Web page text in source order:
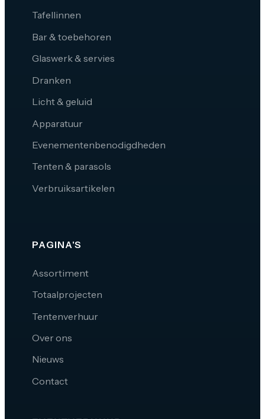
Tafellinnen
Bar & toebehoren
Glaswerk & servies
Dranken
Licht & geluid
Apparatuur
Evenementenbenodigdheden
Tenten & parasols
Verbruiksartikelen
PAGINA'S
Assortiment
Totaalprojecten
Tentenverhuur
Over ons
Nieuws
Contact